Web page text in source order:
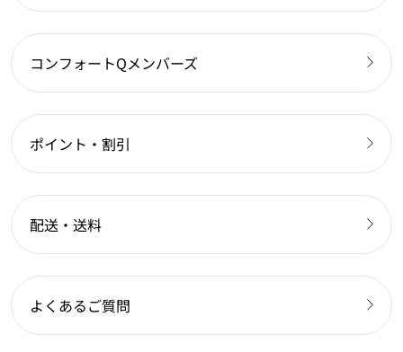
コンフォートQメンバーズ
ポイント・割引
配送・送料
よくあるご質問